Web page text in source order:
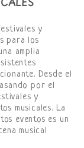
y
para los
amplia
Desde el
por el
y
musicales. La
eventos es un
musical